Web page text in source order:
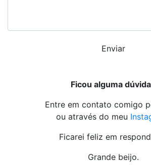
Ficou alguma
Entre em contato comigo
ou através do meu
Ficarei feliz em
Grande beijo.